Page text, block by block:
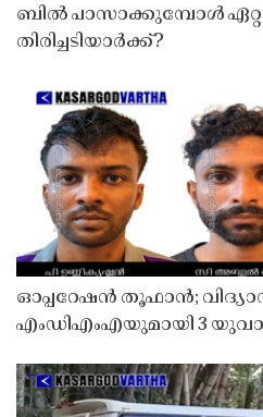
ബിൽ പാസാക്കുമ്പോൾ
തിരിച്ചടിയാർക്ക്?
ഓപ്പറേഷൻ തൂഫാൻ;
എംഡിഎംഎയുമായി 3